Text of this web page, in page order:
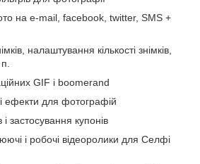
на e-mail, facebook, twitter, SMS +
налаштування кількості знімків,
GIF і boomerand
ефекти для фотографій
застосування купонів
і робочі відеоролики для Селфі